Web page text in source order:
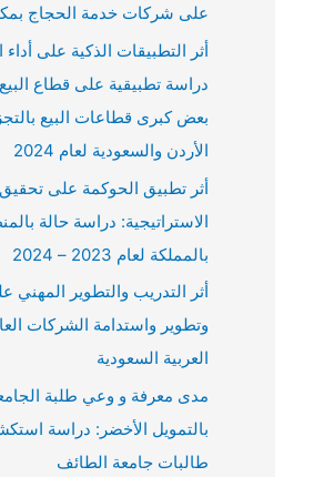
:
على شركات خدمة الحجاج
أثر التطبيقات الذكية على أداء
دراسة تطبيقية على قطاع
بعض كبرى قطاعات البيع
الأردن والسعودية لعام 2024
أثر تطبيق الحوكمة على
الاستراتيجية: دراسة حالة
بالمملكة لعام 2023 – 2024
أثر التدريب والتطوير المهني
وتطوير واستدامة الشركات
العربية السعودية
مدى معرفة و وعي طلبة
بالتمويل الأخضر: دراسة
طالبات جامعة الطائف